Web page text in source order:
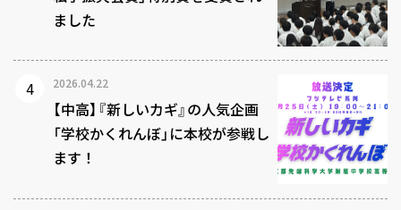
ました
2026.04.22
【中高】『新しいカギ』の人気企画
「学校かくれんぼ」に本校が参戦し
ます！